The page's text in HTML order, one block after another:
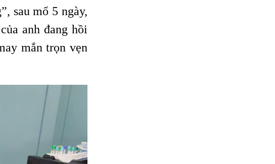
sau mổ 5 ngày,
anh đang hồi
mắn trọn vẹn